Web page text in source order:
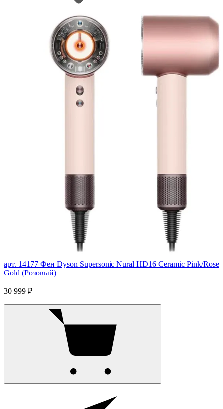
арт. 14177 Фен Dyson Supersonic Nural HD16 Ceramic Pink/Rose
Gold (Розовый)
30 999 ₽